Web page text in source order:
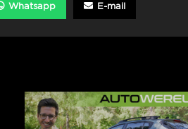
Whatsapp E-mail